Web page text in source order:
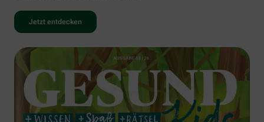
Jetzt entdecken